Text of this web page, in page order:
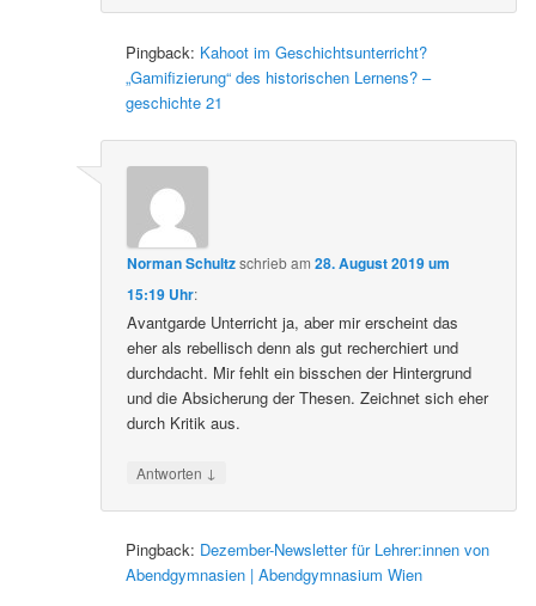
Pingback: Kahoot im Geschichtsunterricht?
„Gamifizierung“ des historischen Lernens? –
geschichte 21
Norman Schultzschriebam28. August 2019 um
15:19 Uhr:
Avantgarde Unterricht ja, aber mir erscheint das
eher als rebellisch denn als gut recherchiert und
durchdacht. Mir fehlt ein bisschen der Hintergrund
und die Absicherung der Thesen. Zeichnet sich eher
durch Kritik aus.
Antworten ↓
Pingback: Dezember-Newsletter für Lehrer:innen von
Abendgymnasien | Abendgymnasium Wien